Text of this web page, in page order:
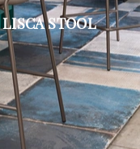
LISCA STOOL